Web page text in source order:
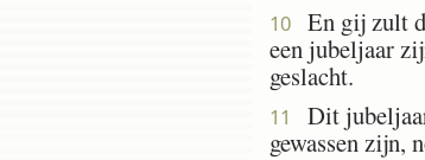
10
En gij zult
een jubeljaar
geslacht.
11
Dit
gewassen zijn,